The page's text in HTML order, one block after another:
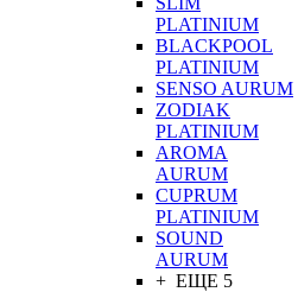
PLATINIUM
BLACKPOOL
PLATINIUM
SENSO AURUM
ZODIAK
PLATINIUM
AROMA
AURUM
CUPRUM
PLATINIUM
SOUND
AURUM
+ ЕЩЕ 5